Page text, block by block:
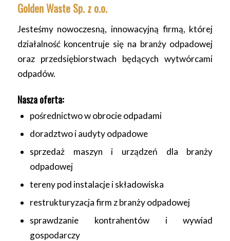
Golden Waste Sp. z o.o.
Jesteśmy nowoczesną, innowacyjną firmą, której
działalność koncentruje się na branży odpadowej
oraz przedsiębiorstwach będących wytwórcami
odpadów.
Nasza oferta:
pośrednictwo w obrocie odpadami
doradztwo i audyty odpadowe
sprzedaż maszyn i urządzeń dla branży
odpadowej
tereny pod instalacje i składowiska
restrukturyzacja firm z branży odpadowej
sprawdzanie kontrahentów i wywiad
gospodarczy